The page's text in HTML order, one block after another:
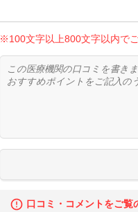
※100文字以上800文字以内で
口コミ・コメントをご覧